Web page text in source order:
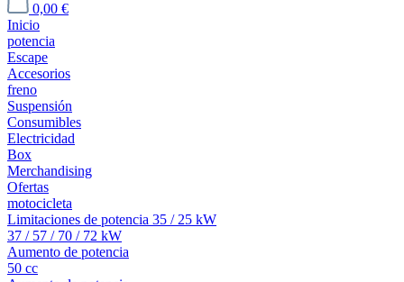
0,00 €
Inicio
potencia
Escape
Accesorios
freno
Suspensión
Consumibles
Electricidad
Box
Merchandising
Ofertas
motocicleta
Limitaciones de potencia 35 / 25 kW
37 / 57 / 70 / 72 kW
Aumento de potencia
50 cc